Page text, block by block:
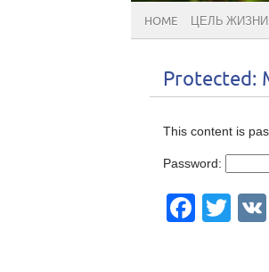
HOME ЦЕЛЬ ЖИЗНИ
Protected:
This content is
Password: